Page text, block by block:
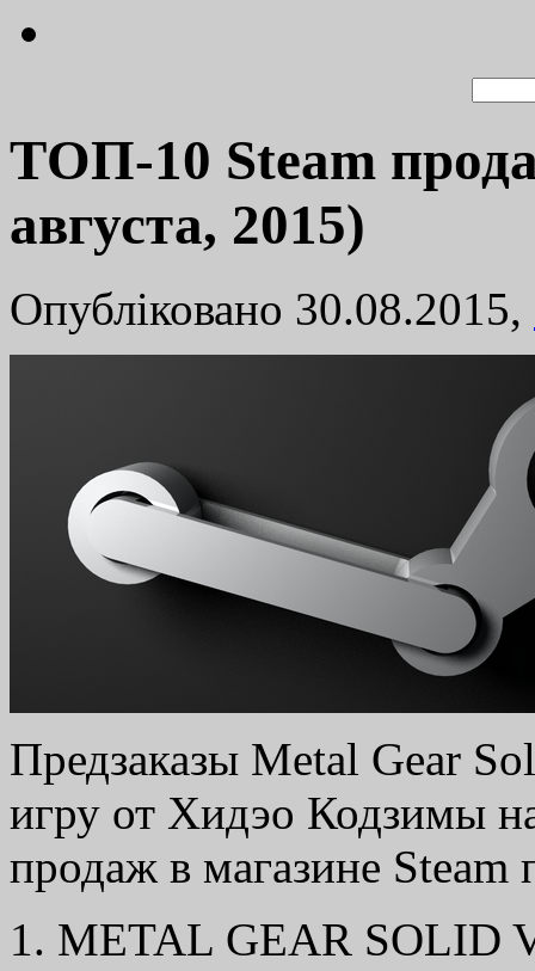
TОП-10 Steam
августа, 2015)
Опубліковано 30.08.2015,
Предзаказы Metal Gear
игру от Хидэо Кодзимы
продаж в магазине Steam
1. METAL GEAR SOLID